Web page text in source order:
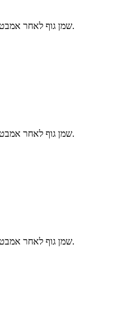
שמן גוף לאחר אמבט. משמש ללחות והזנת הגוף.
שמן גוף לאחר אמבט. משמש ללחות והזנת הגוף.
שמן גוף לאחר אמבט. משמש ללחות והזנת הגוף.